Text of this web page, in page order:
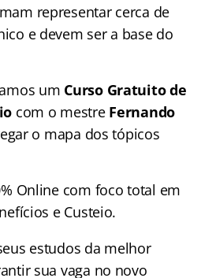
representar cerca de
e devem ser a base do
um Curso Gratuito de
com o mestre Fernando
o mapa dos tópicos
Online com foco total em
e Custeio.
estudos da melhor
sua vaga no novo